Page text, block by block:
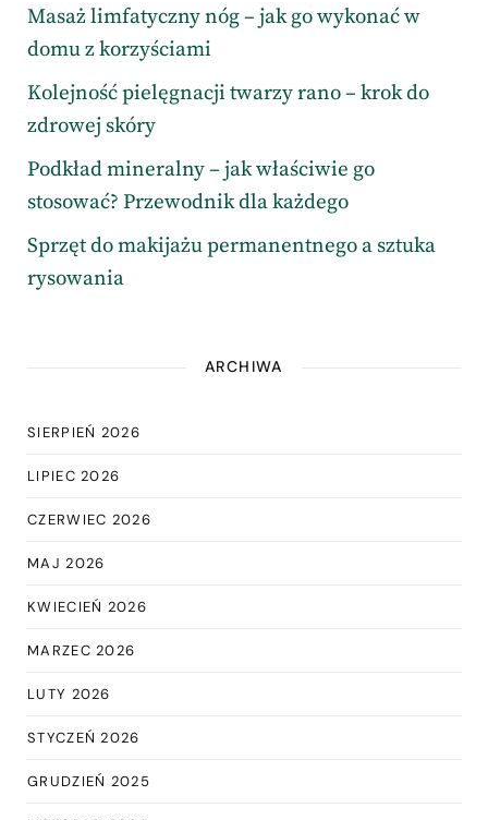
Masaż limfatyczny nóg – jak go wykonać w
domu z korzyściami
Kolejność pielęgnacji twarzy rano – krok do
zdrowej skóry
Podkład mineralny – jak właściwie go
stosować? Przewodnik dla każdego
Sprzęt do makijażu permanentnego a sztuka
rysowania
ARCHIWA
SIERPIEŃ 2026
LIPIEC 2026
CZERWIEC 2026
MAJ 2026
KWIECIEŃ 2026
MARZEC 2026
LUTY 2026
STYCZEŃ 2026
GRUDZIEŃ 2025